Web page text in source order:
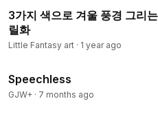
3가지 색으로 겨울 풍경 그리
릴화
Little Fantasy art · 1 year ago
Speechless
GJW+ · 7 months ago